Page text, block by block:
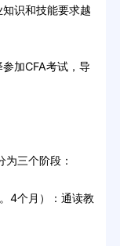
识和技能要求越
加CFA考试，导
三个阶段：
4个月）：通读教